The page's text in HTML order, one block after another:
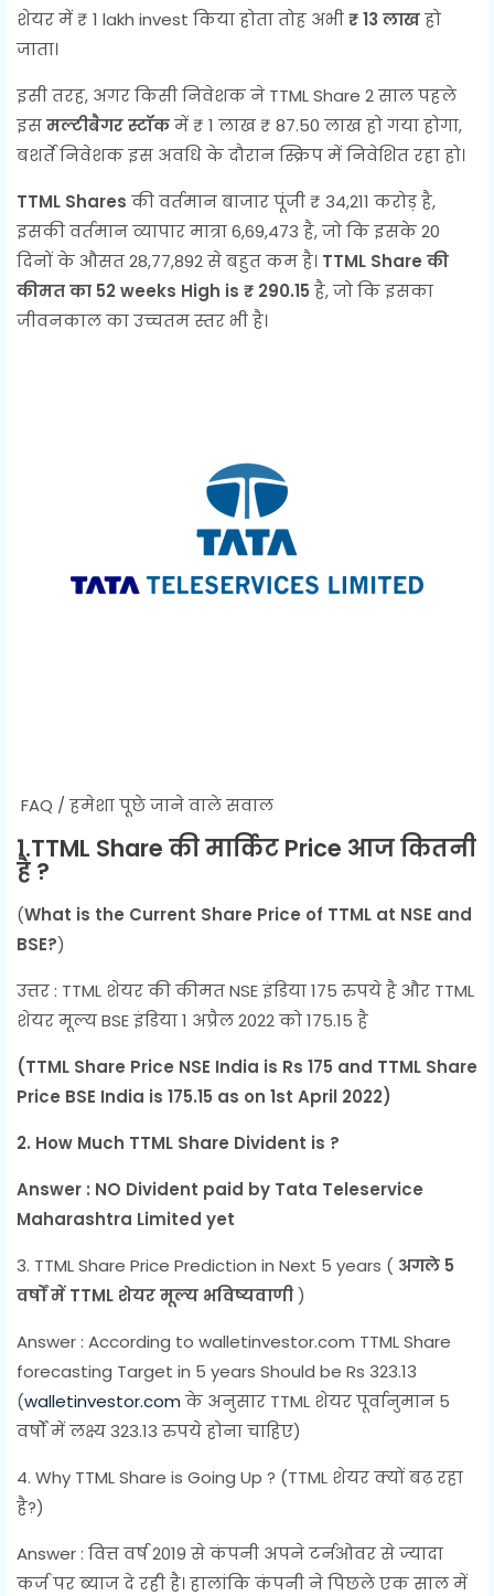
शेयर में₹ 1 lakh invest किया होता तोह अभी₹13 लाखहो
जाता।
इसी तरह, अगर किसी निवेशक ने TTML Share 2 साल पहले
इसमल्टीबैगर स्टॉकमें₹ 1 लाख₹ 87.50 लाख हो गया होगा,
बशर्ते निवेशक इस अवधि के दौरान स्क्रिप में निवेशित रहा हो।
TTML Shares की वर्तमान बाजार पूंजी₹ 34,211 करोड़ है,
इसकी वर्तमान व्यापार मात्रा 6,69,473 है, जो कि इसके 20
दिनों के औसत 28,77,892 से बहुत कम है। TTML Share की
कीमत का 52 weeks High is ₹ 290.15 है, जो कि इसका
जीवनकाल का उच्चतम स्तर भी है।
FAQ / हमेशा पूछे जाने वाले सवाल
1.TTML Share की मार्किट Price आज कितनी
है ?
(What is the Current Share Price of TTML at NSE and
BSE?)
उत्तर : TTML शेयर की कीमत NSE इंडिया 175 रुपये है और TTML
शेयर मूल्य BSE इंडिया 1 अप्रैल 2022 को 175.15 है
(TTML Share Price NSE India is Rs 175 and TTML Share
Price BSE India is 175.15 as on 1st April 2022)
2. How Much TTML Share Divident is ?
Answer : NO Divident paid by Tata Teleservice
Maharashtra Limited yet
3. TTML Share Price Prediction in Next 5 years ( अगले 5
वर्षों में TTML शेयर मूल्य भविष्यवाणी)
Answer : According to walletinvestor.com TTML Share
forecasting Target in 5 years Should be Rs 323.13
(walletinvestor.com के अनुसार TTML शेयर पूर्वानुमान 5
वर्षों में लक्ष्य 323.13 रुपये होना चाहिए)
4. Why TTML Share is Going Up ? (TTML शेयर क्यों बढ़ रहा
है?)
Answer : वित्त वर्ष 2019 से कंपनी अपने टर्नओवर से ज्यादा
कर्ज पर ब्याज दे रही है। हालांकि कंपनी ने पिछले एक साल में